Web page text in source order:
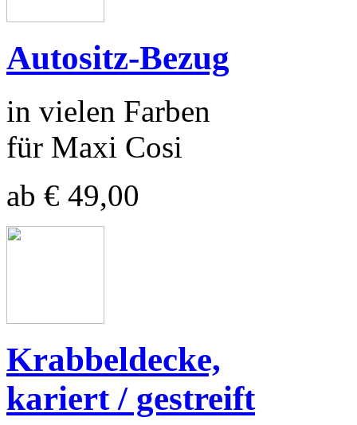
Autositz-Bezug
in vielen Farben
für Maxi Cosi
ab € 49,00
Krabbeldecke,
kariert / gestreift